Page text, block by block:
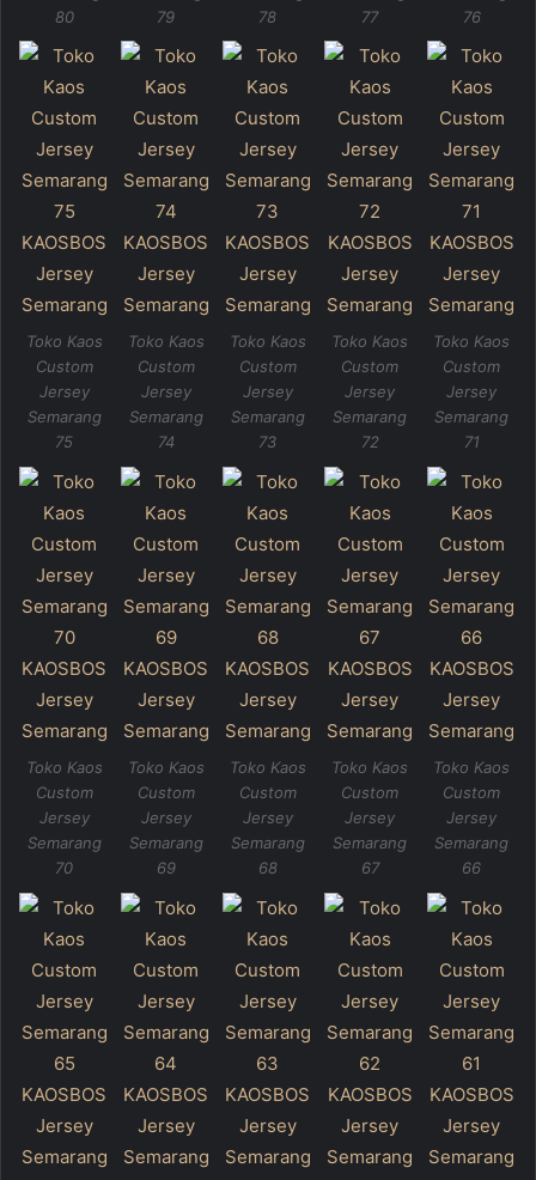
80
79
78
77
76
Toko Kaos
Custom
Jersey
Semarang
75
Toko Kaos
Custom
Jersey
Semarang
74
Toko Kaos
Custom
Jersey
Semarang
73
Toko Kaos
Custom
Jersey
Semarang
72
Toko Kaos
Custom
Jersey
Semarang
71
Toko Kaos
Custom
Jersey
Semarang
70
Toko Kaos
Custom
Jersey
Semarang
69
Toko Kaos
Custom
Jersey
Semarang
68
Toko Kaos
Custom
Jersey
Semarang
67
Toko Kaos
Custom
Jersey
Semarang
66